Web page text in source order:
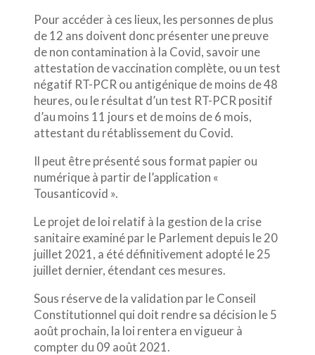
Pour accéder à ces lieux, les personnes de plus
de 12 ans doivent donc présenter une preuve
de non contamination à la Covid, savoir une
attestation de vaccination complète, ou un test
négatif RT-PCR ou antigénique de moins de 48
heures, ou le résultat d’un test RT-PCR positif
d’au moins 11 jours et de moins de 6 mois,
attestant du rétablissement du Covid.
Il peut être présenté sous format papier ou
numérique à partir de l’application «
Tousanticovid ».
Le projet de loi relatif à la gestion de la crise
sanitaire examiné par le Parlement depuis le 20
juillet 2021, a été définitivement adopté le 25
juillet dernier, étendant ces mesures.
Sous réserve de la validation par le Conseil
Constitutionnel qui doit rendre sa décision le 5
août prochain, la loi rentera en vigueur à
compter du 09 août 2021.